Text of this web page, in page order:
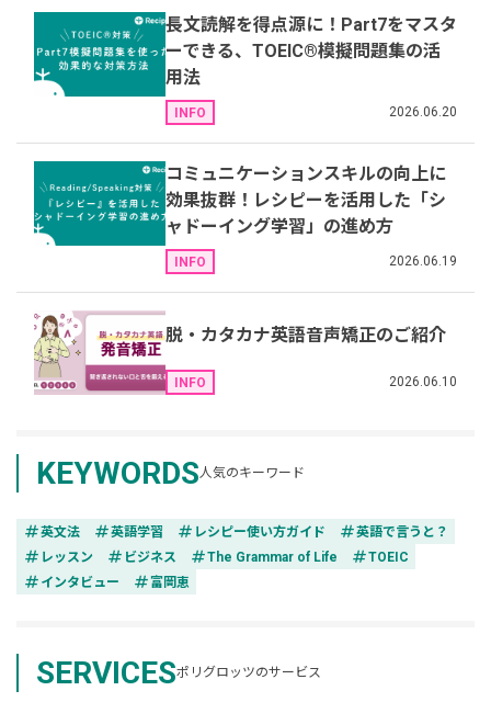
長文読解を得点源に！Part7をマスタ
ーできる、TOEIC®️模擬問題集の活
用法
INFO 2026.06.20
コミュニケーションスキルの向上に
効果抜群！レシピーを活用した「シ
ャドーイング学習」の進め方
INFO 2026.06.19
脱・カタカナ英語音声矯正のご紹介
INFO 2026.06.10
KEYWORDS人気のキーワード
tag英文法 tag英語学習 tag レシピー使い方ガイド tag英語で言うと？
tag レッスン tag ビジネス tagThe Grammar of Life tagTOEIC
tag インタビュー tag富岡恵
SERVICESポリグロッツのサービス